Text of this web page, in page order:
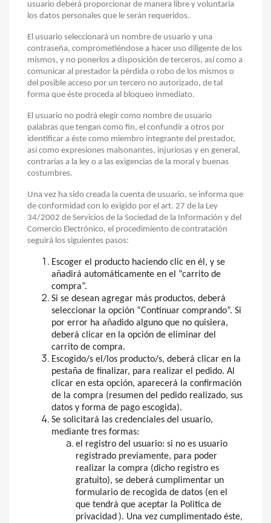
usuario deberá proporcionar de manera libre y voluntaria
los datos personales que le serán requeridos.
El usuario seleccionará un nombre de usuario y una
contraseña, comprometiéndose a hacer uso diligente de los
mismos, y no ponerlos a disposición de terceros, así como a
comunicar al prestador la pérdida o robo de los mismos o
del posible acceso por un tercero no autorizado, de tal
forma que éste proceda al bloqueo inmediato.
El usuario no podrá elegir como nombre de usuario
palabras que tengan como fin, el confundir a otros por
identificar a éste como miembro integrante del prestador,
así como expresiones malsonantes, injuriosas y en general,
contrarias a la ley o a las exigencias de la moral y buenas
costumbres.
Una vez ha sido creada la cuenta de usuario, se informa que
de conformidad con lo exigido por el art. 27 de la Ley
34/2002 de Servicios de la Sociedad de la Información y del
Comercio Electrónico, el procedimiento de contratación
seguirá los siguientes pasos:
Escoger el producto haciendo clic en él, y se
añadirá automáticamente en el “carrito de
compra”.
Si se desean agregar más productos, deberá
seleccionar la opción “Continuar comprando”. Si
por error ha añadido alguno que no quisiera,
deberá clicar en la opción de eliminar del
carrito de compra.
Escogido/s el/los producto/s, deberá clicar en la
pestaña de finalizar, para realizar el pedido. Al
clicar en esta opción, aparecerá la confirmación
de la compra (resumen del pedido realizado, sus
datos y forma de pago escogida).
Se solicitará las credenciales del usuario,
mediante tres formas:
el registro del usuario: si no es usuario
registrado previamente, para poder
realizar la compra (dicho registro es
gratuito), se deberá cumplimentar un
formulario de recogida de datos (en el
que tendrá que aceptar la Politica de
privacidad ). Una vez cumplimentado éste,